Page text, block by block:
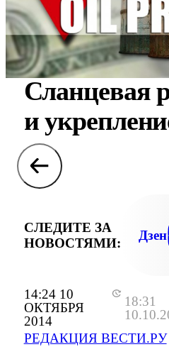
14:24 10
ОКТЯБРЯ
2014
18:31
РЕДАКЦИЯ ВЕСТИ.РУ
Сланцевая
и
СЛЕДИТЕ ЗА
НОВОСТЯМИ:
Дзен